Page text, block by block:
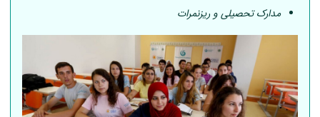
مدارک تحصیلی و ریزنمرات